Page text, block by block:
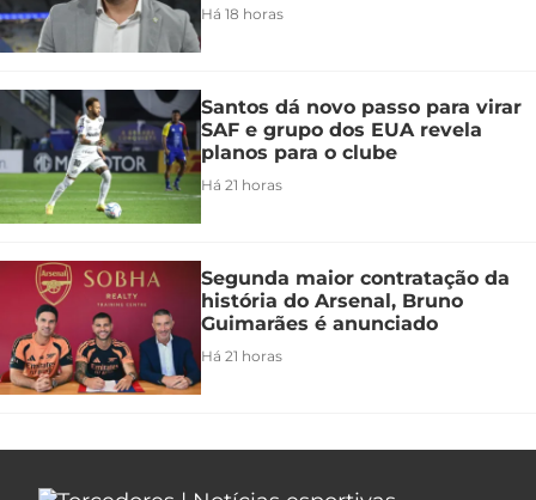
Há 18 horas
Santos dá novo passo para virar
SAF e grupo dos EUA revela
planos para o clube
Há 21 horas
Segunda maior contratação da
história do Arsenal, Bruno
Guimarães é anunciado
Há 21 horas